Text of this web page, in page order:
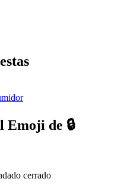
Emoji de 🔒
cerrado